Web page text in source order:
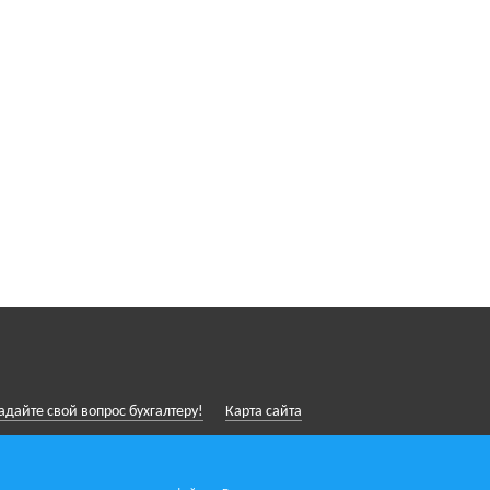
свой вопрос бухгалтеру! Карта сайта